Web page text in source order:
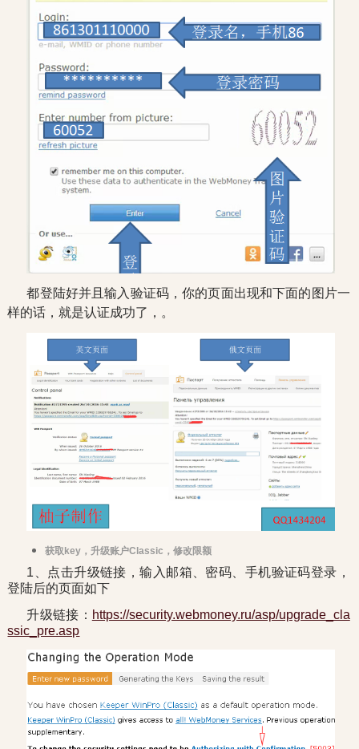
都登陆好并且输入验证码，你的页面出现和下面的图片一
样的话，就是认证成功了，。
获取key，升级账户Classic，修改限额
1、点击升级链接，输入邮箱、密码、手机验证码登录，
登陆后的页面如下
升级链接： https://security.webmoney.ru/asp/upgrade_cla
ssic_pre.asp